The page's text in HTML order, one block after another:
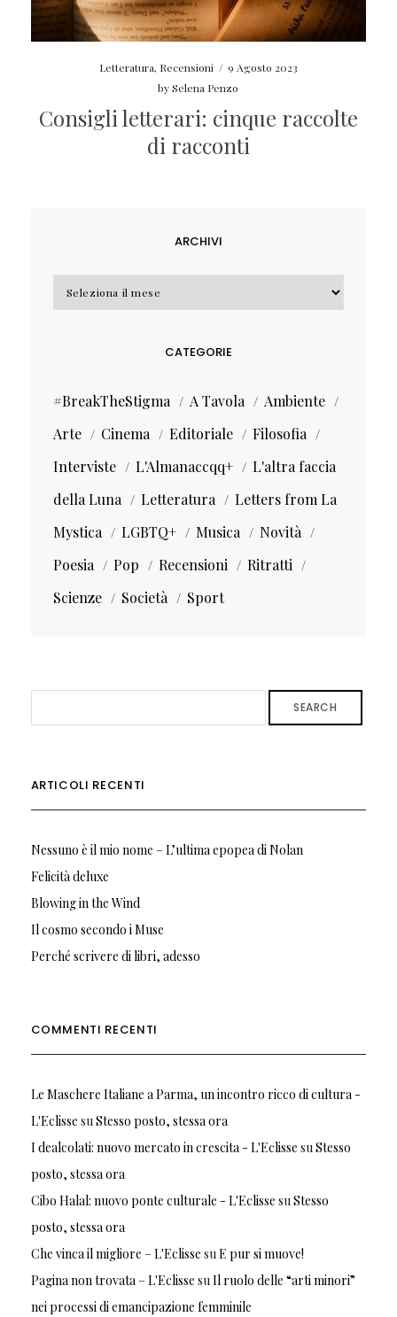
Letteratura, Recensioni / 9 Agosto 2023
bySelena Penzo
Consigli letterari: cinque raccolte
di racconti
ARCHIVI
Archivi
CATEGORIE
#BreakTheStigma A Tavola
Ambiente
Arte
Cinema Editoriale
Filosofia
Interviste
L'Almanaccqq+
L'altra faccia
della Luna
Letteratura
Letters from La
Mystica
LGBTQ+ Musica
Novità
Poesia
Pop Recensioni
Ritratti
Scienze
Società Sport
SEARCH
ARTICOLI RECENTI
Nessuno è il mio nome – L’ultima epopea di Nolan
Felicità deluxe
Blowing in the Wind
Il cosmo secondo i Muse
Perché scrivere di libri, adesso
COMMENTI RECENTI
Le Maschere Italiane a Parma, un incontro ricco di cultura -
L'Eclisse suStesso posto, stessa ora
I dealcolati: nuovo mercato in crescita - L'Eclisse suStesso
posto, stessa ora
Cibo Halal: nuovo ponte culturale - L'Eclisse suStesso
posto, stessa ora
Che vinca il migliore – L'Eclisse suE pur si muove!
Pagina non trovata – L'Eclisse suIl ruolo delle “arti minori”
nei processi di emancipazione femminile